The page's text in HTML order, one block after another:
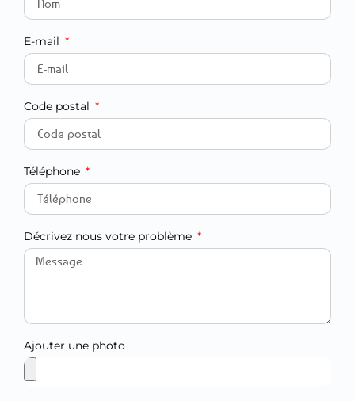
E-mail
Code postal
Téléphone
Décrivez nous votre problème
Ajouter une photo